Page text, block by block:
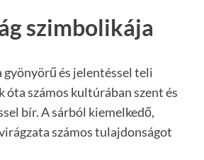
szimbolikája
gyönyörű és jelentéssel teli
óta számos kultúrában szent és
bír. A sárból kiemelkedő,
számos tulajdonságot